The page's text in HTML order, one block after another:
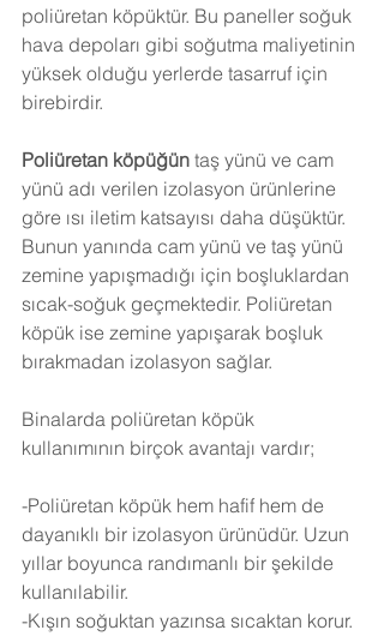
poliüretan köpüktür. Bu paneller soğuk
hava depoları gibi soğutma maliyetinin
yüksek olduğu yerlerde tasarruf için
birebirdir.
Poliüretan köpüğün taş yünü ve cam
yünü adı verilen izolasyon ürünlerine
göre ısı iletim katsayısı daha düşüktür.
Bunun yanında cam yünü ve taş yünü
zemine yapışmadığı için boşluklardan
sıcak-soğuk geçmektedir. Poliüretan
köpük ise zemine yapışarak boşluk
bırakmadan izolasyon sağlar.
Binalarda poliüretan köpük
kullanımının birçok avantajı vardır;
-Poliüretan köpük hem hafif hem de
dayanıklı bir izolasyon ürünüdür. Uzun
yıllar boyunca randımanlı bir şekilde
kullanılabilir.
-Kışın soğuktan yazınsa sıcaktan korur.